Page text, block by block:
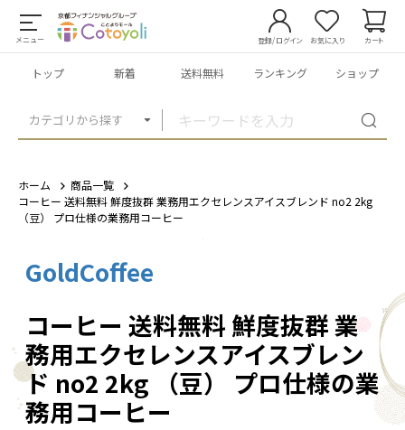
メニュー
カテゴリから探す
登録/ログイン お気に入り カート
トップ 新着 送料無料 ランキング ショップ
ホーム
商品一覧
コーヒー 送料無料 鮮度抜群 業務用エクセレンスアイスブレンド no2 2kg
（豆） プロ仕様の業務用コーヒー
GoldCoffee
コーヒー 送料無料 鮮度抜群 業
務用エクセレンスアイスブレン
ド no2 2kg （豆） プロ仕様の業
務用コーヒー